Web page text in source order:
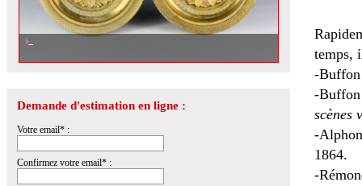
Estimation d\'une paire de têtes d\'embrasse en bronze doré de provenance
Demande d'estimation en ligne :
Votre email* :
Confirmez votre email* :
temps,
-
-
scènes
-
1864.
-